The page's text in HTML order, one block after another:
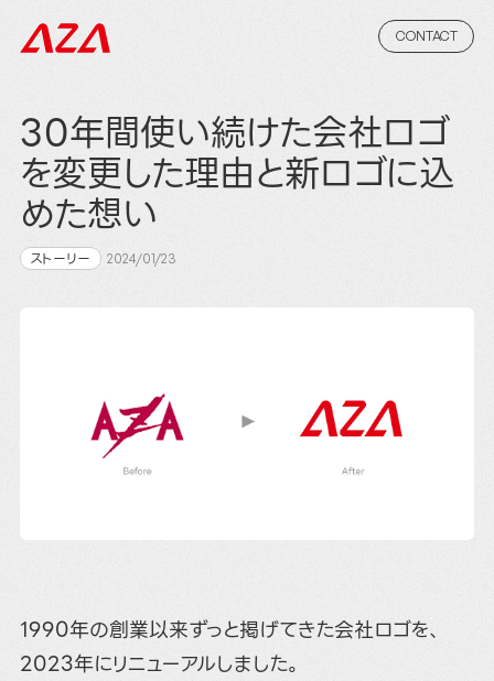
CONTACT
30年間使い続けた会社ロゴ
を変更した理由と新ロゴに込
めた想い
ストーリー 2024/01/23
1990年の創業以来ずっと掲げてきた会社ロゴを、
2023年にリニューアルしました。